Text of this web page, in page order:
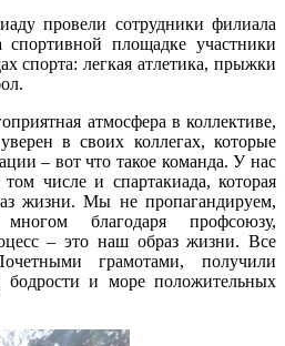
провели сотрудники филиала
площадке участники
спорта: легкая атлетика, прыжки
атмосфера в коллективе,
в своих коллегах, которые
– вот что такое команда. У нас
числе и спартакиада, которая
жизни. Мы не пропагандируем,
благодаря профсоюзу,
– это наш образ жизни. Все
грамотами, получили
бодрости и море положительных